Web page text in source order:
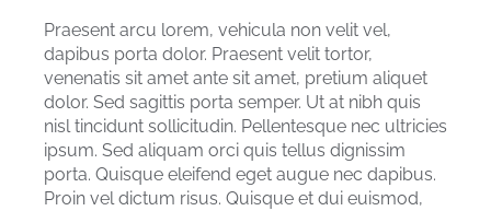
Praesent arcu lorem, vehicula non velit vel,
dapibus porta dolor. Praesent velit tortor,
venenatis sit amet ante sit amet, pretium aliquet
dolor. Sed sagittis porta semper. Ut at nibh quis
nisl tincidunt sollicitudin. Pellentesque nec ultricies
ipsum. Sed aliquam orci quis tellus dignissim
porta. Quisque eleifend eget augue nec dapibus.
Proin vel dictum risus. Quisque et dui euismod,